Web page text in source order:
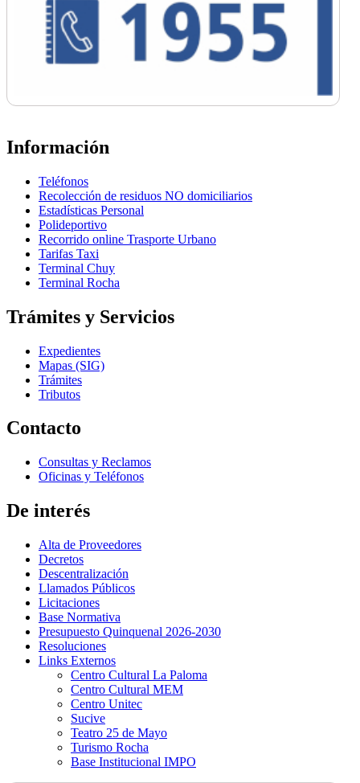
Información
Teléfonos
Recolección de residuos NO domiciliarios
Estadísticas Personal
Polideportivo
Recorrido online Trasporte Urbano
Tarifas Taxi
Terminal Chuy
Terminal Rocha
Trámites y Servicios
Expedientes
Mapas (SIG)
Trámites
Tributos
Contacto
Consultas y Reclamos
Oficinas y Teléfonos
De interés
Alta de Proveedores
Decretos
Descentralización
Llamados Públicos
Licitaciones
Base Normativa
Presupuesto Quinquenal 2026-2030
Resoluciones
Links Externos
Centro Cultural La Paloma
Centro Cultural MEM
Centro Unitec
Sucive
Teatro 25 de Mayo
Turismo Rocha
Base Institucional IMPO